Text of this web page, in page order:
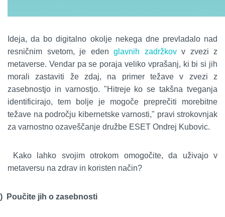
Ideja, da bo digitalno okolje nekega dne prevladalo nad
resničnim svetom, je eden glavnih zadržkov v zvezi z
metaverse. Vendar pa se poraja veliko vprašanj, ki bi si jih
morali zastaviti že zdaj, na primer težave v zvezi z
zasebnostjo in varnostjo. "Hitreje ko se takšna tveganja
identificirajo, tem bolje je mogoče preprečiti morebitne
težave na področju kibernetske varnosti," pravi strokovnjak
za varnostno ozaveščanje družbe ESET Ondrej Kubovic.
Kako lahko svojim otrokom omogočite, da uživajo v
metaversu na zdrav in koristen način?
Poučite jih o zasebnosti